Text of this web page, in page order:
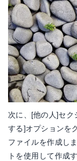
次に、[他の人]セク
する]オプションを
ファイルを作成し
トを使用して作成